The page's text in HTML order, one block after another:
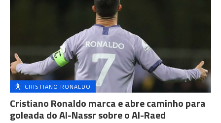
CRISTIANO RONALDO
Cristiano Ronaldo marca e abre caminho para
goleada do Al-Nassr sobre o Al-Raed